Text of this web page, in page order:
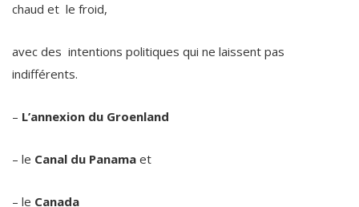
chaud et le froid,
avec des intentions politiques qui ne laissent pas
indifférents.
– L’annexion du Groenland
– le Canal du Panama et
– le Canada